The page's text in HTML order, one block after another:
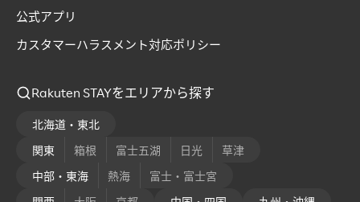
公式アプリ
カスタマーハラスメント対応ポリシー
Rakuten STAYをエリアから探す
北海道・東北
関東
箱根 富士五湖 日光
草津
中部・東海
熱海
富士・富士宮